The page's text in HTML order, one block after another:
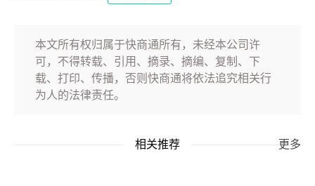
本文所有权归属于快商通所有，未经本公司许
可，不得转载、引用、摘录、摘编、复制、下
载、打印、传播，否则快商通将依法追究相关行
为人的法律责任。
相关推荐 更多